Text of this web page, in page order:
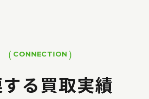
CONNECTION
る買取実績